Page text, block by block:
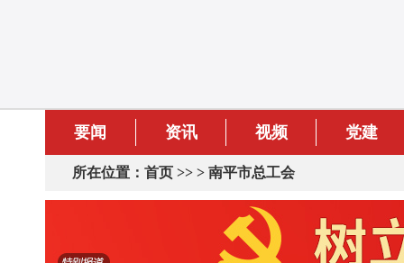
要闻 资讯 视频 党建
所在位置： 首页 >> > 南平市总工会